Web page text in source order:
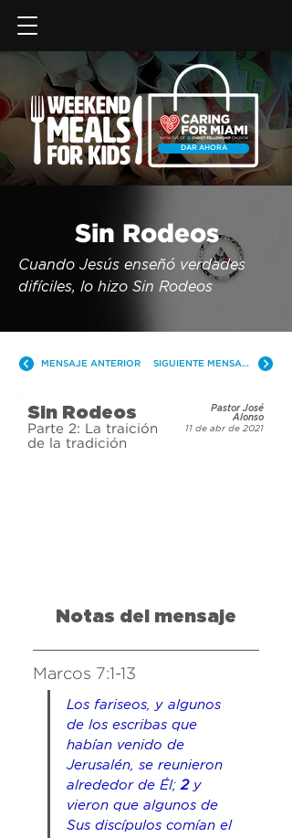
DAR AHORA
Sin Rodeos
Cuando Jesús enseñó verdades
difíciles, lo hizo Sin Rodeos
MENSAJE ANTERIOR SIGUIENTE MENSAJE
Sin Rodeos
Parte 2: La traición
de la tradición
Pastor José
Alonso
11 de abr de 2021
Notas del mensaje
Marcos 7:1-13
Los fariseos, y algunos
de los escribas que
habían venido de
Jerusalén, se reunieron
alrededor de Él; 2 y
vieron que algunos de
Sus discípulos comían el